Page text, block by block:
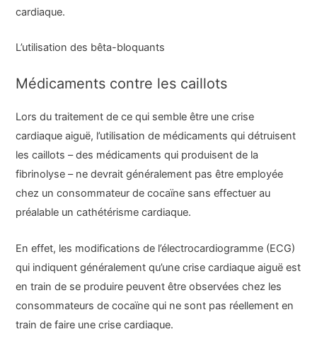
cardiaque.
L’utilisation des bêta-bloquants
Médicaments contre les caillots
Lors du traitement de ce qui semble être une crise
cardiaque aiguë, l’utilisation de médicaments qui détruisent
les caillots – des médicaments qui produisent de la
fibrinolyse – ne devrait généralement pas être employée
chez un consommateur de cocaïne sans effectuer au
préalable un cathétérisme cardiaque.
En effet, les modifications de l’électrocardiogramme (ECG)
qui indiquent généralement qu’une crise cardiaque aiguë est
en train de se produire peuvent être observées chez les
consommateurs de cocaïne qui ne sont pas réellement en
train de faire une crise cardiaque.